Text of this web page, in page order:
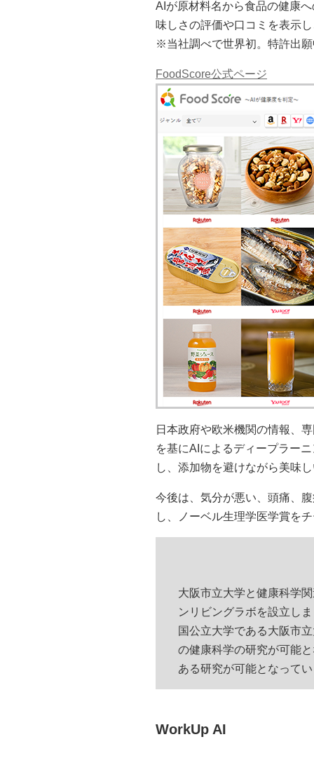
AIが原材料名から食品の健康
味しさの評価や口コミを表示
※当社調べで世界初。特許出
FoodScore公式ページ
日本政府や欧米機関の情報、
を基にAIによるディープラー
し、添加物を避けながら美味
今後は、気分が悪い、頭痛、
し、ノーベル生理学医学賞を
大阪市立大学と健康科学
ンリビングラボを設立し
国公立大学である大阪市
の健康科学の研究が可能
ある研究が可能となって
WorkUp AI